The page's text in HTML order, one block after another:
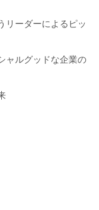
ーダーによるピッ
ルグッドな企業の